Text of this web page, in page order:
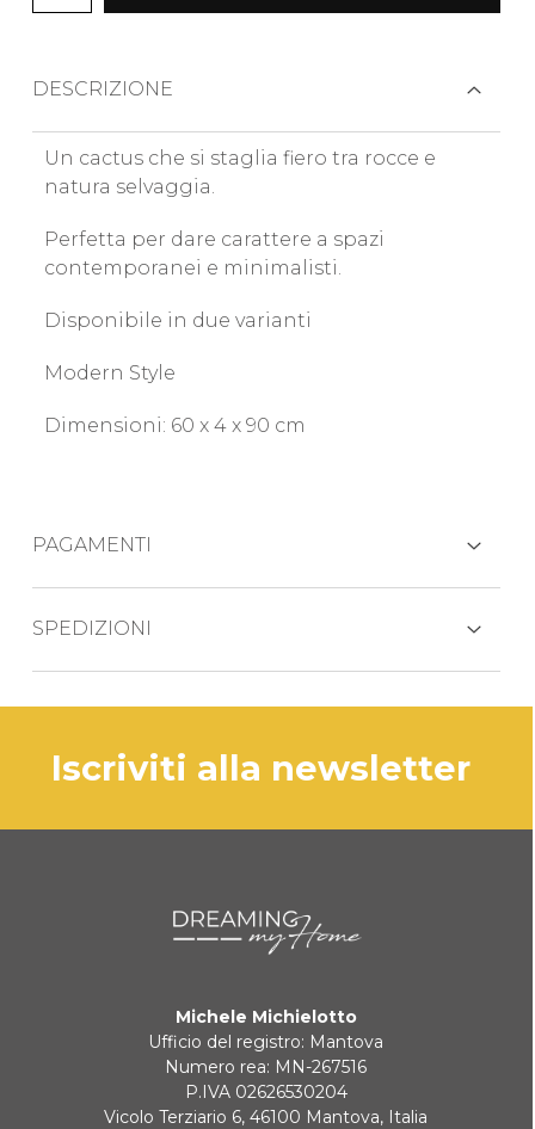
DESCRIZIONE
Un cactus che si staglia fiero tra rocce e
natura selvaggia.
Perfetta per dare carattere a spazi
contemporanei e minimalisti.
Disponibile in due varianti
Modern Style
Dimensioni: 60 x 4 x 90 cm
PAGAMENTI
REINDIRIZZAMENTI BANCARI
SPEDIZIONI
In caso di prodotto esaurito i tempi di
tempestivamente.
iscriviti alla newsletter
Michele Michielotto
Ufficio del registro: Mantova
Numero rea: MN-267516
P.IVA 02626530204
Vicolo Terziario 6, 46100 Mantova, Italia